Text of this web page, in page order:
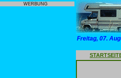
WERBUNG
Freitag, 07.